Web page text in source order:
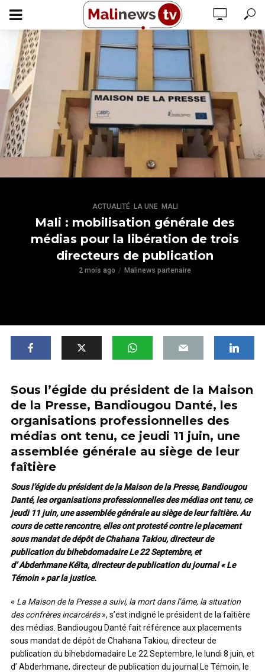
ACTUALITÉ, LA UNE, MALI
Mali : mobilisation générale des
médias pour la libération de trois
directeurs de publication
2 mois ago Malinews partenaire
Sous l’égide du président de la Maison
de la Presse, Bandiougou Danté, les
organisations professionnelles des
médias ont tenu, ce jeudi 11 juin, une
assemblée générale au siège de leur
faîtière
Sous l’égide du président de la Maison de la Presse, Bandiougou
Danté, les organisations professionnelles des médias ont tenu, ce
jeudi 11 juin, une assemblée générale au siège de leur faîtière. Au
cours de cette rencontre, elles ont protesté contre le placement
sous mandat de dépôt de Chahana Takiou, directeur de
publication du bihebdomadaire Le 22 Septembre, et
d’Abderhmane Kéïta, directeur de publication du journal « Le
Témoin » par la justice.
« La Maison de la Presse a suivi, la mort dans l’âme, la situation
des confrères incarcérés», s’est indigné le président de la faîtière
des médias. Bandiougou Danté fait référence aux placements
sous mandat de dépôt de Chahana Takiou, directeur de
publication du bihebdomadaire Le 22 Septembre, le lundi 8 juin, et
d’ Abderhmane, directeur de publication du journal Le Témoin, le